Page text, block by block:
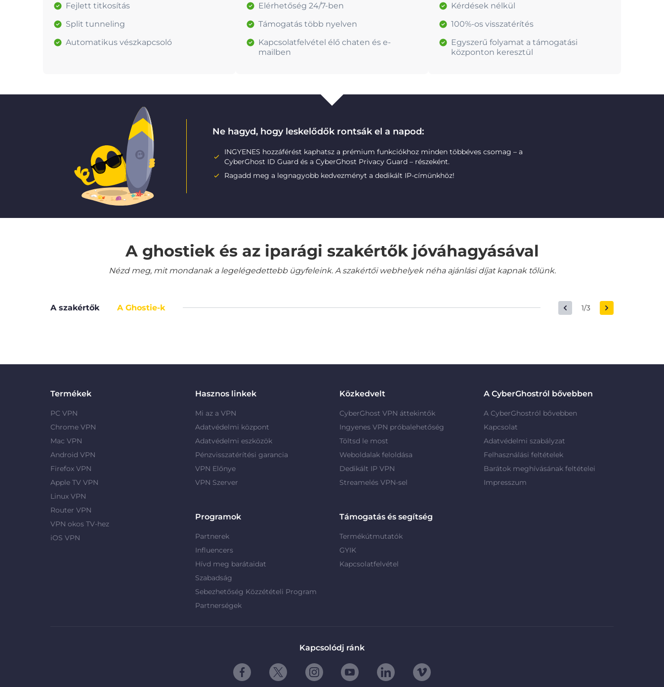
Fejlett titkosítás
Split tunneling
Automatikus vészkapcsoló
Elérhetőség 24/7-ben
Támogatás több nyelven
Kapcsolatfelvétel élő chaten és e-
mailben
Kérdések nélkül
100%-os visszatérítés
Egyszerű folyamat a támogatási
központon keresztül
Ne hagyd, hogy leskelődők rontsák el a napod:
INGYENES hozzáférést kaphatsz a prémium funkciókhoz minden többéves csomag – a
CyberGhost ID Guard és a CyberGhost Privacy Guard – részeként.
Ragadd meg a legnagyobb kedvezményt a dedikált IP-címünkhöz!
A ghostiek és az iparági szakértők jóváhagyásával
Nézd meg, mit mondanak a legelégedettebb ügyfeleink. A szakértői webhelyek néha ajánlási díjat kapnak tőlünk.
A szakértők A Ghostie-k 1/3
Termékek
PC VPN
Chrome VPN
Mac VPN
Android VPN
Firefox VPN
Apple TV VPN
Linux VPN
Router VPN
VPN okos TV-hez
iOS VPN
Hasznos linkek
Mi az a VPN
Adatvédelmi központ
Adatvédelmi eszközök
Pénzvisszatérítési garancia
VPN Előnye
VPN Szerver
Közkedvelt
CyberGhost VPN áttekintők
Ingyenes VPN próbalehetőség
Töltsd le most
Weboldalak feloldása
Dedikált IP VPN
Streamelés VPN-sel
A CyberGhostról bővebben
A CyberGhostról bővebben
Kapcsolat
Adatvédelmi szabályzat
Felhasználási feltételek
Barátok meghívásának feltételei
Impresszum
Programok
Partnerek
Influencers
Hívd meg barátaidat
Szabadság
Sebezhetőség Közzétételi Program
Partnerségek
Támogatás és segítség
Termékútmutatók
GYIK
Kapcsolatfelvétel
Kapcsolódj ránk